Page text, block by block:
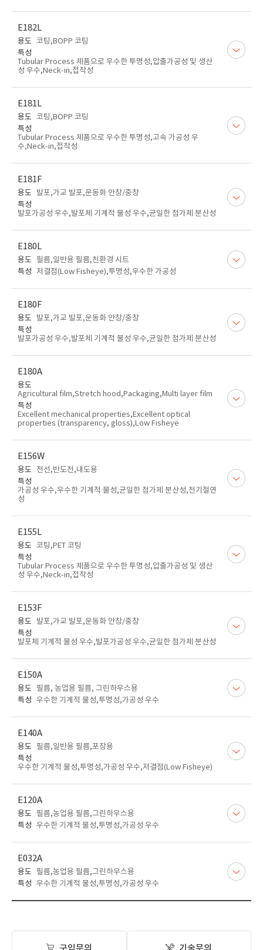
E182L
용도 코팅,BOPP 코팅
특성
Tubular Process 제품으로 우수한 투명성,압출가공성 및 생산
성 우수,Neck-in,접착성
E181L
용도 코팅,BOPP 코팅
특성
Tubular Process 제품으로 우수한 투명성,고속 가공성 우
수,Neck-in,접착성
E181F
용도
발포,가교 발포,운동화 안창/중창
특성
발포가공성 우수,발포체 기계적 물성 우수,균일한 첨가제 분산성
E180L
용도 필름,일반용 필름,친환경 시트
특성
저결점(Low Fisheye),투명성,우수한 가공성
E180F
용도
발포,가교 발포,운동화 안창/중창
특성
발포가공성 우수,발포체 기계적 물성 우수,균일한 첨가제 분산성
E180A
용도
Agricultural film,Stretch hood,Packaging,Multi layer film
특성
Excellent mechanical properties,Excellent optical
properties (transparency, gloss),Low Fisheye
E156W
용도
전선,반도전,내도용
특성
가공성 우수,우수한 기계적 물성,균일한 첨가제 분산성,전기절연
성
E155L
용도 코팅,PET 코팅
특성
Tubular Process 제품으로 우수한 투명성,압출가공성 및 생산
성 우수,Neck-in,접착성
E153F
용도
발포,가교 발포,운동화 안창/중창
특성
발포체 기계적 물성 우수,발포가공성 우수,균일한 첨가제 분산성
E150A
용도 필름, 농업용 필름, 그린하우스용
특성 우수한 기계적 물성,투명성,가공성 우수
E140A
용도 필름,일반용 필름,포장용
특성
우수한 기계적 물성,투명성,가공성 우수,저결점(Low Fisheye)
E120A
용도 필름,농업용 필름,그린하우스용
특성 우수한 기계적 물성,투명성,가공성 우수
E032A
용도 필름,농업용 필름,그린하우스용
특성 우수한 기계적 물성,투명성,가공성 우수